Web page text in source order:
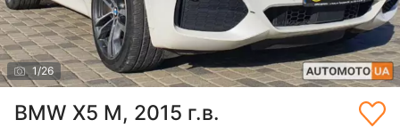
1 /26
BMW X5 M, 2015 г.в.